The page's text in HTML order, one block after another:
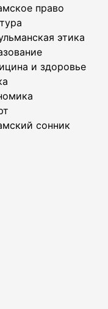
право
этика
и здоровье
сонник